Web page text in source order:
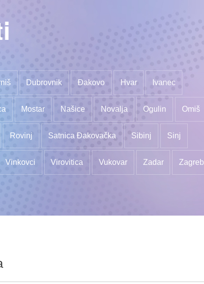
Dubrovnik Đakovo Hvar Ivanec
Mostar Našice Novalja Ogulin Omiš
Rovinj Satnica Đakovačka Sibinj Sinj
Vinkovci Virovitica Vukovar Zadar Zagreb